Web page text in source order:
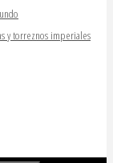
y torreznos imperiales